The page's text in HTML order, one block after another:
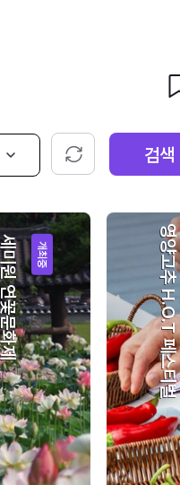
초기화 검색
개최중
문화제 영양고추 H.O.T 페스티벌